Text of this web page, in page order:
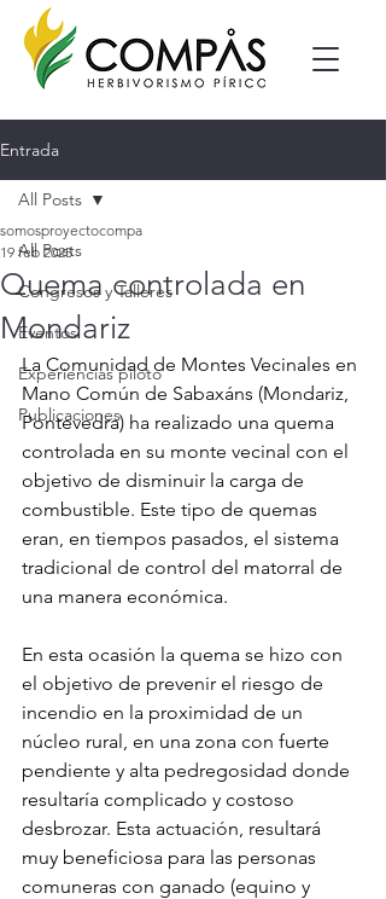
Entrada
All Posts
Congresos y Talleres
Eventos
Experiencias piloto
Publicaciones
All Posts
Quema controlada en
Mondariz
somosproyectocompa
19 feb 2025
La Comunidad de Montes Vecinales en
Mano Común de Sabaxáns (Mondariz,
Pontevedra) ha realizado una quema
controlada en su monte vecinal con el
objetivo de disminuir la carga de
combustible. Este tipo de quemas
eran, en tiempos pasados, el sistema
tradicional de control del matorral de
una manera económica.
En esta ocasión la quema se hizo con
el objetivo de prevenir el riesgo de
incendio en la proximidad de un
núcleo rural, en una zona con fuerte
pendiente y alta pedregosidad donde
resultaría complicado y costoso
desbrozar. Esta actuación, resultará
muy beneficiosa para las personas
comuneras con ganado (equino y